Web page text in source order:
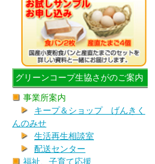
グリーンコープ生協さがのご案内
事業所案内
キープ＆ショップ げんきく
んのみせ
生活再生相談室
配送センター
福祉、子育て応援